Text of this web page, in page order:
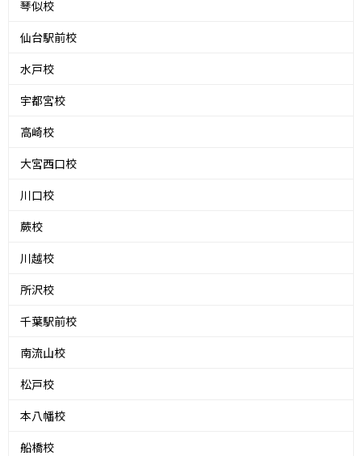
琴似校
仙台駅前校
水戸校
宇都宮校
高崎校
大宮西口校
川口校
蕨校
川越校
所沢校
千葉駅前校
南流山校
松戸校
本八幡校
船橋校